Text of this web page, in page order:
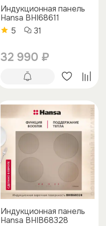
Индукционная панель
Hansa BHI68611
5
31
32 990 ₽
Индукционная панель
Hansa BHIB68328